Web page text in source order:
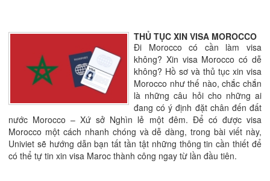
THỦ TỤC XIN VISA MOROCCO
Đi Morocco có cần làm visa
không? Xin visa Morocco có dễ
không? Hồ sơ và thủ tục xin visa
Morocco như thế nào, chắc chắn
là những câu hỏi cho những ai
đang có ý định đặt chân đến đất
nước Morocco – Xứ sở Nghìn lẻ một đêm. Để có được visa
Morocco một cách nhanh chóng và dễ dàng, trong bài viết này,
Univiet sẽ hướng dẫn bạn tất tần tật những thông tin cần thiết để
có thể tự tin xin visa Maroc thành công ngay từ lần đầu tiên.